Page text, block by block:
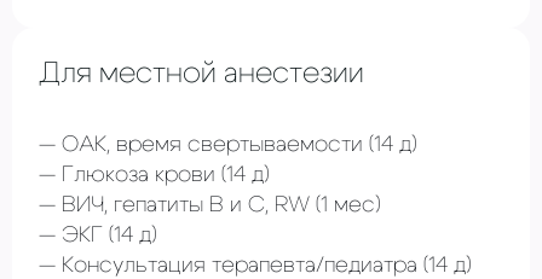
Для местной анестезии
ОАК, время свертываемости (14 д)
Глюкоза крови (14 д)
ВИЧ, гепатиты В и С, RW (1 мес)
ЭКГ (14 д)
Консультация терапевта/педиатра (14 д)